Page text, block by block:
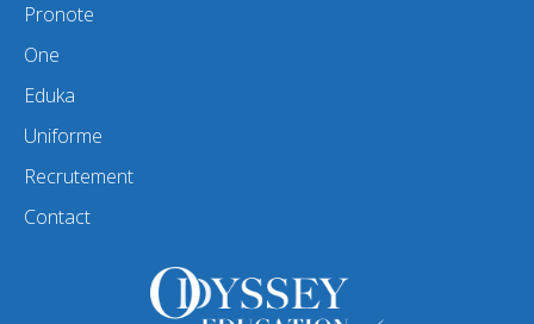
Pronote
One
Eduka
Uniforme
Recrutement
Contact